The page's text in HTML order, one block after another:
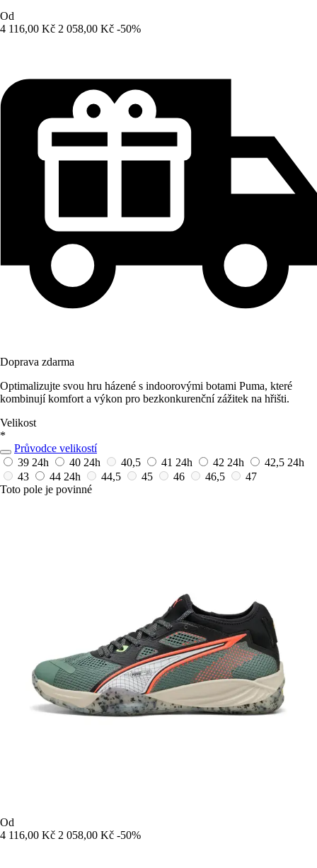
Od
4 116,00 Kč 2 058,00 Kč -50%
Doprava zdarma
Optimalizujte svou hru házené s indoorovými botami Puma, které
kombinují komfort a výkon pro bezkonkurenční zážitek na hřišti.
Velikost
*
Průvodce velikostí
39 24h 40 24h 40,5 41 24h 42 24h 42,5 24h
43
44 24h 44,5 45 46 46,5
47
Toto pole je povinné
Od
4 116,00 Kč 2 058,00 Kč -50%